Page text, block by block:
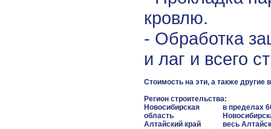
кровлю.
- Обработка
и лаг и всего
Стоимость на эти, а также
Регион строительства:
Новосибирская
область
в пределах
Алтайский край
весь